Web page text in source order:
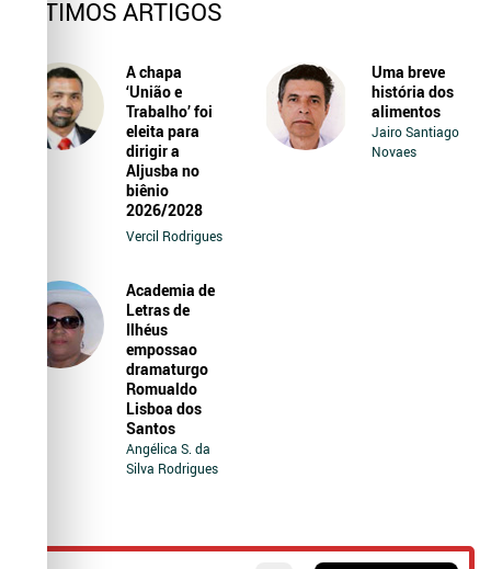
ÚLTIMOS ARTIGOS
A chapa
‘União e
Trabalho’ foi
eleita para
dirigir a
Aljusba no
biênio
2026/2028
Vercil Rodrigues
Uma breve
história dos
alimentos
Jairo Santiago
Novaes
Academia de
Letras de
Ilhéus
empossao
dramaturgo
Romualdo
Lisboa dos
Santos
Angélica S. da
Silva Rodrigues